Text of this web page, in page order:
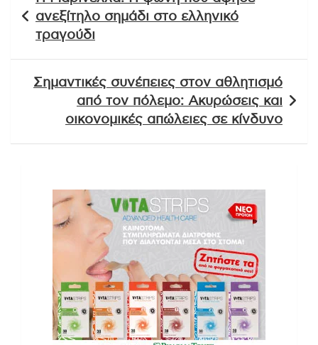
άρθρων
ανεξίτηλο σημάδι στο ελληνικό
τραγούδι
Σημαντικές συνέπειες στον αθλητισμό
από τον πόλεμο: Ακυρώσεις και
οικονομικές απώλειες σε κίνδυνο